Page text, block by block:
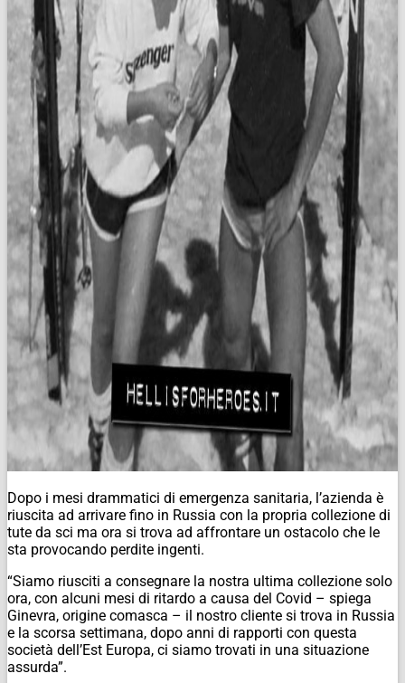
Dopo i mesi drammatici di emergenza sanitaria, l’azienda è
riuscita ad arrivare fino in Russia con la propria collezione di
tute da sci ma ora si trova ad affrontare un ostacolo che le
sta provocando perdite ingenti.
“Siamo riusciti a consegnare la nostra ultima collezione solo
ora, con alcuni mesi di ritardo a causa del Covid – spiega
Ginevra, origine comasca – il nostro cliente si trova in Russia
e la scorsa settimana, dopo anni di rapporti con questa
società dell’Est Europa, ci siamo trovati in una situazione
assurda”.